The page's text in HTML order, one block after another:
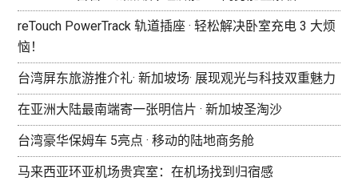
reTouch PowerTrack 轨道插座 · 轻松解决卧室充电 3 大烦
恼！
台湾屏东旅游推介礼· 新加坡场· 展现观光与科技双重魅力
在亚洲大陆最南端寄一张明信片 · 新加坡圣淘沙
台湾豪华保姆车 5亮点 · 移动的陆地商务舱
马来西亚环亚机场贵宾室：在机场找到归宿感